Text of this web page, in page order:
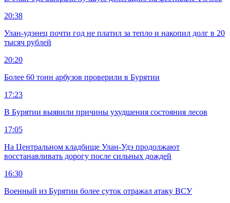
20:38
Улан-удэнец почти год не платил за тепло и накопил долг в 20
тысяч рублей
20:20
Более 60 тонн арбузов проверили в Бурятии
17:23
В Бурятии выявили причины ухудшения состояния лесов
17:05
На Центральном кладбище Улан-Удэ продолжают
восстанавливать дорогу после сильных дождей
16:30
Военный из Бурятии более суток отражал атаку ВСУ